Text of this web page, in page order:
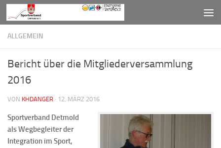
Zum Inhalt springen
ALLGEMEIN
Bericht über die Mitgliederversammlung
2016
VON KHDANGER · 12. MÄRZ 2016
Sportverband Detmold
als Wegbegleiter der
Integration im Sport,